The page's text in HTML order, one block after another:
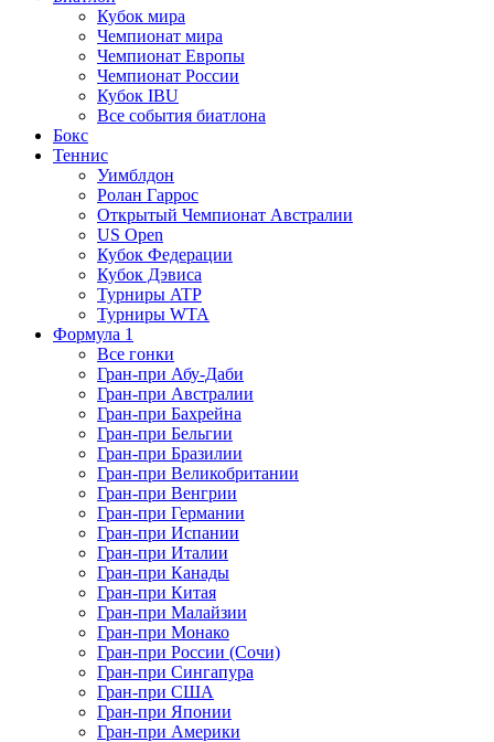
Кубок мира
Чемпионат мира
Чемпионат Европы
Чемпионат России
Кубок IBU
Все события биатлона
Бокс
Теннис
Уимблдон
Ролан Гаррос
Открытый Чемпионат Австралии
US Open
Кубок Федерации
Кубок Дэвиса
Турниры ATP
Турниры WTA
Формула 1
Все гонки
Гран-при Абу-Даби
Гран-при Австралии
Гран-при Бахрейна
Гран-при Бельгии
Гран-при Бразилии
Гран-при Великобритании
Гран-при Венгрии
Гран-при Германии
Гран-при Испании
Гран-при Италии
Гран-при Канады
Гран-при Китая
Гран-при Малайзии
Гран-при Монако
Гран-при России (Сочи)
Гран-при Сингапура
Гран-при США
Гран-при Японии
Гран-при Америки